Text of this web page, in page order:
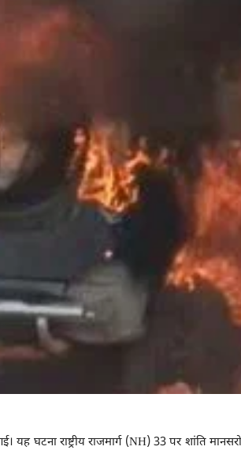
यह घटना राष्ट्रीय राजमार्ग (NH) 33 पर शांति